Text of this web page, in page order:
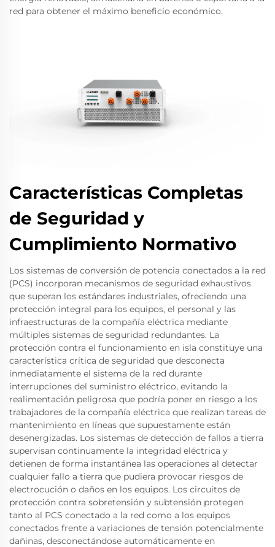
red para obtener el máximo beneficio económico.
Características Completas
de Seguridad y
Cumplimiento Normativo
Los sistemas de conversión de potencia conectados a la red
(PCS) incorporan mecanismos de seguridad exhaustivos
que superan los estándares industriales, ofreciendo una
protección integral para los equipos, el personal y las
infraestructuras de la compañía eléctrica mediante
múltiples sistemas de seguridad redundantes. La
protección contra el funcionamiento en isla constituye una
característica crítica de seguridad que desconecta
inmediatamente el sistema de la red durante
interrupciones del suministro eléctrico, evitando la
realimentación peligrosa que podría poner en riesgo a los
trabajadores de la compañía eléctrica que realizan tareas de
mantenimiento en líneas que supuestamente están
desenergizadas. Los sistemas de detección de fallos a tierra
supervisan continuamente la integridad eléctrica y
detienen de forma instantánea las operaciones al detectar
cualquier fallo a tierra que pudiera provocar riesgos de
electrocución o daños en los equipos. Los circuitos de
protección contra sobretensión y subtensión protegen
tanto al PCS conectado a la red como a los equipos
conectados frente a variaciones de tensión potencialmente
dañinas, desconectándose automáticamente en